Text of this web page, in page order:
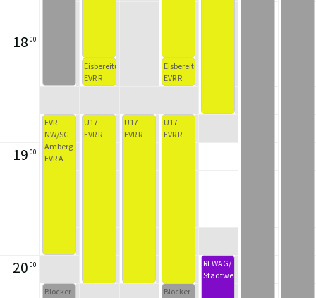
18 00
19 00
20 00
EVR
NW/SG
Amberg
EVR A
Blocker
Eisbereitung
EVR R
U17
EVR R
U17
EVR R
Eisbereitung
EVR R
U17
EVR R
Blocker
REWAG/
Stadtwerk